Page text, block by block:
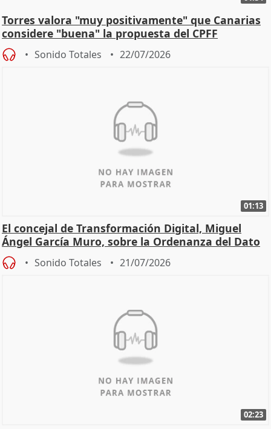
Torres valora "muy positivamente" que Canarias
considere "buena" la propuesta del CPFF
Sonido Totales 22/07/2026
01:13
El concejal de Transformación Digital, Miguel
Ángel García Muro, sobre la Ordenanza del Dato
Sonido Totales 21/07/2026
02:23